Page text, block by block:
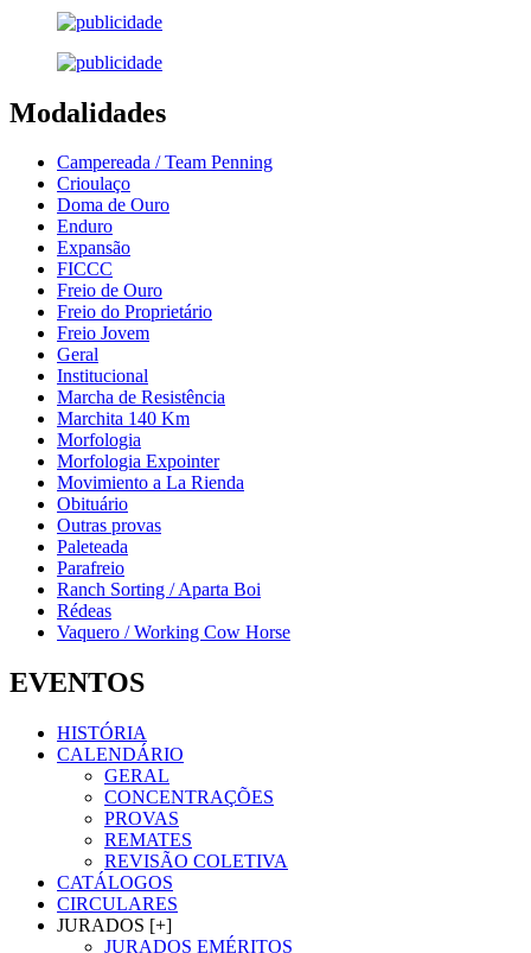
Modalidades
Campereada / Team Penning
Crioulaço
Doma de Ouro
Enduro
Expansão
FICCC
Freio de Ouro
Freio do Proprietário
Freio Jovem
Geral
Institucional
Marcha de Resistência
Marchita 140 Km
Morfologia
Morfologia Expointer
Movimiento a La Rienda
Obituário
Outras provas
Paleteada
Parafreio
Ranch Sorting / Aparta Boi
Rédeas
Vaquero / Working Cow Horse
EVENTOS
HISTÓRIA
CALENDÁRIO
GERAL
CONCENTRAÇÕES
PROVAS
REMATES
REVISÃO COLETIVA
CATÁLOGOS
CIRCULARES
JURADOS [+]
JURADOS EMÉRITOS